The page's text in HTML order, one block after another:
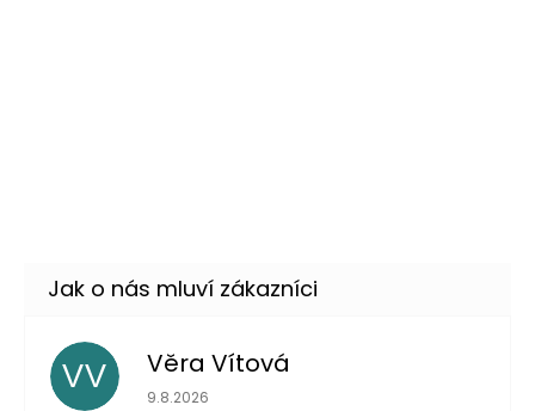
VV Věra Vítová
Hodnocení obchodu je 5 z 5 hvězdiček.
9.8.2026